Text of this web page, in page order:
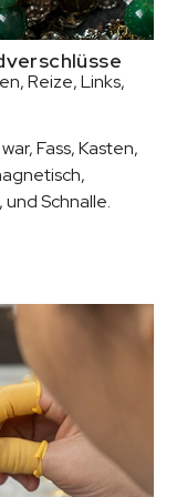
Emails, und feine
Reize, Links,
Fass, Kasten,
Schnalle.